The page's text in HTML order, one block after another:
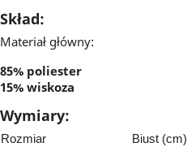
Skład:
Materiał główny:
85% poliester
15% wiskoza
Wymiary:
Rozmiar Biust (cm)